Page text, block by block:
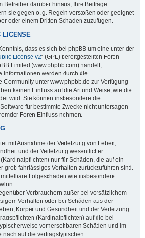
Betreiber darüber hinaus, Ihre Beiträge
sie gegen o. g. Regeln verstoßen oder geeignet
oder einem Dritten Schaden zuzufügen.
LICENSE
dass es sich bei phpBB um eine unter der
License v2“ (GPL) bereitgestellten Foren-
Limited (www.phpbb.com) handelt;
Informationen werden durch die
Community unter www.phpbb.de zur Verfügung
keinen Einfluss auf die Art und Weise, wie die
wird. Sie können insbesondere die
für bestimmte Zwecke nicht untersagen
Foren Einfluss nehmen.
mit Ausnahme der Verletzung von Leben,
und der Verletzung wesentlicher
nur für Schäden, die auf ein
grob fahrlässiges Verhalten zurückzuführen sind.
Folgeschäden wie insbesondere
Verbrauchern außer bei vorsätzlichem
Verhalten oder bei Schäden aus der
Körper und Gesundheit und der Verletzung
(Kardinalpflichten) auf die bei
vorhersehbaren Schäden und im
nach auf die vertragstypischen